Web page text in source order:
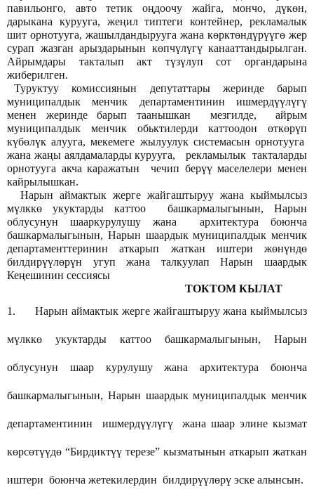
павильонго, авто тетик оңдоочу жайга, мончо, дүкөн,
дарыкана курууга, жеңил типтеги контейнер, рекламалык
шит орнотууга, жашылдандырууга жана көрктөндүрүүгө жер
сурап жазган арыздарынын көпчүлүгү канааттандырылган.
Айрымдары такталып акт түзүлуп сот органдарына
жиберилген.
Туруктуу комиссиянын депутаттары жеринде барып
муниципалдык менчик департаментинин ишмердүүлүгү
менен жеринде барып таанышкан мезгилде, айрым
муниципалдык менчик обьктилерди каттоодон өткөрүп
күбөлүк алууга, мекемеге жылуулук системасын орнотууга
жана жаңы аялдамаларды курууга, рекламылык такталарды
орнотууга акча каражатын чечип берүү маселелери менен
кайрылышкан.
Нарын аймактык жерге жайгаштыруу жана кыймылсыз
мүлккө укуктарды каттоо башкармалыгынын, Нарын
облусунун шааркурулушу жана архитектура боюнча
башкармалыгынын, Нарын шаардык муниципалдык менчик
департаменттеринин аткарып жаткан иштери жөнүндө
билдирүүлөрүн угуп жана талкуулап Нарын шаардык
Кеңешинин сессиясы
ТОКТОМ КЫЛАТ
1.Нарын аймактык жерге жайгаштыруу жана кыймылсыз
мүлккө укуктарды каттоо башкармалыгынын, Нарын
облусунун шаар курулушу жана архитектура боюнча
башкармалыгынын, Нарын шаардык муниципалдык менчик
департаментинин ишмердүүлүгү жана шаар элине кызмат
көрсөтүүдө “Бирдиктүү терезе” кызматынын аткарып жаткан
иштери боюнча жетекилердин билдирүүлөрү эске алынсын.